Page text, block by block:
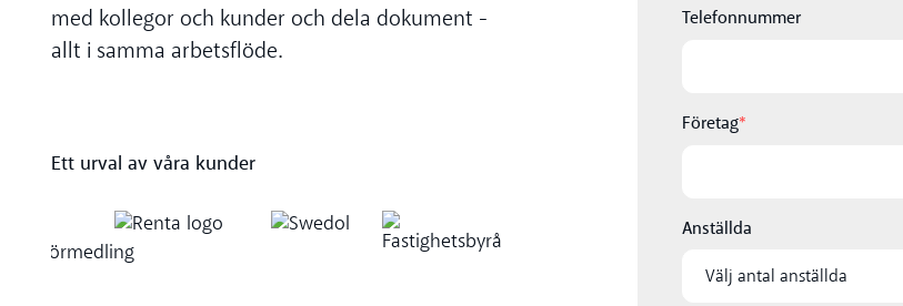
med kollegor och kunder och dela dokument -
allt i samma arbetsflöde.
Ett urval av våra kunder
Telefonnummer
Företag*
Anställda